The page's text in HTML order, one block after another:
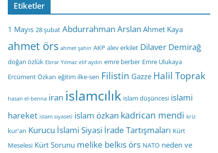
Etiketler
1 Mayıs 28 şubat Abdurrahman Arslan Ahmet Kaya
ahmet örs ahmet şahin AKP alev erkilet Dilaver Demirağ
doğan özlük Ebrar Yılmaz elif aydın emre berber Emre Ulukaya
Ercüment Özkan eğitim ilke-sen Filistin Gazze Halil Toprak
hasan el-benna iran islamcılık islam düşüncesi islami
hareket islam siyaseti islam özkan kadrican mendi kriz
kur'an Kurucu İslami Siyasi İrade Tartışmaları Kürt
Meselesi Kürt Sorunu melike belkıs örs NATO neden ve